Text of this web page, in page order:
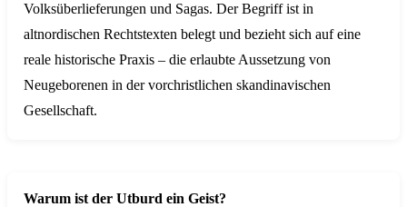
Volksüberlieferungen und Sagas. Der Begriff ist in
altnordischen Rechtstexten belegt und bezieht sich auf eine
reale historische Praxis – die erlaubte Aussetzung von
Neugeborenen in der vorchristlichen skandinavischen
Gesellschaft.
Warum ist der Utburd ein Geist?